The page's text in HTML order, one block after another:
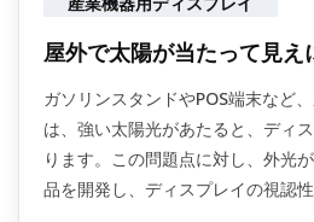
屋外で太陽が当たって見え
ガソリンスタンドやPOS端末など
は、強い太陽光があたると、ディ
ります。この問題点に対し、外光
品を開発し、ディスプレイの視認性